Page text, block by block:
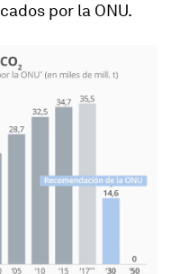
por la ONU.